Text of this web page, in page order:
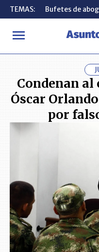
TEMAS: Bufetes de
INICIO ACTUALIDAD
TEMAS: Bufetes de
Condenan
Óscar
por